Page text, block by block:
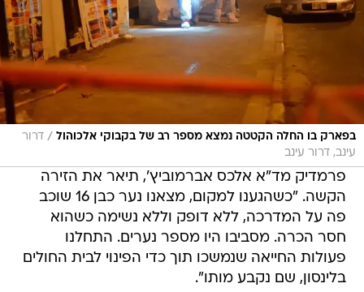
בפארק בו החלה הקטטה נמצא מספר רב של בקבוקי אלכוהול / דרור
עינב, דרור עינב
פרמדיק מד"א אלכס אברמוביץ', תיאר את הזירה
הקשה. "כשהגענו למקום, מצאנו נער כבן 16 שוכב
פה על המדרכה, ללא דופק וללא נשימה כשהוא
חסר הכרה. מסביבו היו מספר נערים. התחלנו
פעולות החייאה שנמשכו תוך כדי הפינוי לבית החולים
בלינסון, שם נקבע מותו".